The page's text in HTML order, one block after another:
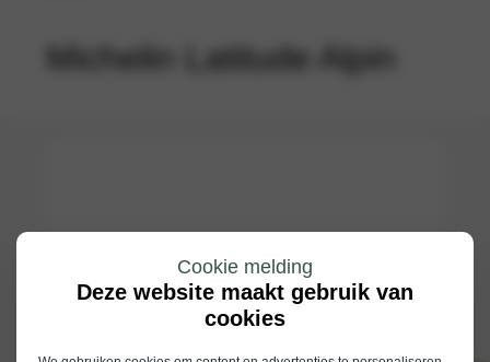
Cookie melding
Deze website maakt gebruik van
cookies
Michelin Latitude Alpin